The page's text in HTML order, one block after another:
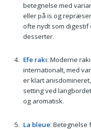
betegnelse med
eller på is og
ofte nydt som digestif
desserter.
Efe rakı: Moderne
internationalt, med
er klart
setting ved
og aromatisk.
La bleue: Betegnelse